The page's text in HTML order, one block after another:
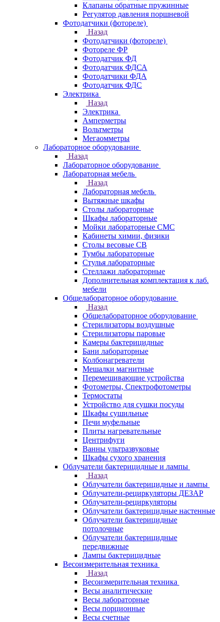
Клапаны обратные пружинные
Регулятор давления поршневой
Фотодатчики (фотореле)
Назад
Фотодатчики (фотореле)
Фотореле ФР
Фотодатчик ФД
Фотодатчик ФДСА
Фотодатчики ФДА
Фотодатчик ФДС
Электрика
Назад
Электрика
Амперметры
Вольтметры
Мегаомметры
Лабораторное оборудование
Назад
Лабораторное оборудование
Лабораторная мебель
Назад
Лабораторная мебель
Вытяжные шкафы
Столы лабораторные
Шкафы лабораторные
Мойки лабораторные СМС
Кабинеты химии, физики
Столы весовые СВ
Тумбы лабораторные
Стулья лабораторные
Стеллажи лабораторные
Дополнительная комплектация к лаб.
мебели
Общелабораторное оборудование
Назад
Общелабораторное оборудование
Стерилизаторы воздушные
Стерилизаторы паровые
Камеры бактерицидные
Бани лабораторные
Колбонагреватели
Мешалки магнитные
Перемешивающие устройства
Фотометры, Спектрофотометры
Термостаты
Устройство для сушки посуды
Шкафы сушильные
Печи муфельные
Плиты нагревательные
Центрифуги
Ванны ультразвуковые
Шкафы сухого хранения
Облучатели бактерицидные и лампы
Назад
Облучатели бактерицидные и лампы
Облучатели-рециркуляторы ДЕЗАР
Облучатели-рециркуляторы
Облучатели бактерицидные настенные
Облучатели бактерицидные
потолочные
Облучатели бактерицидные
передвижные
Лампы бактерицидные
Весоизмерительная техника
Назад
Весоизмерительная техника
Весы аналитические
Весы лабораторные
Весы порционные
Весы счетные